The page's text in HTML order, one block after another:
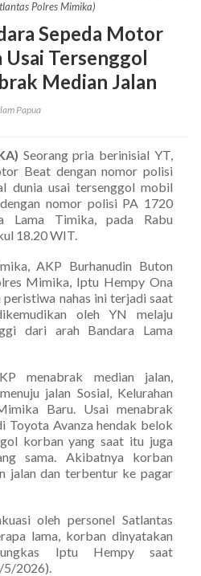
Polres Mimika)
Sepeda Motor
Tersenggol
Median Jalan
Papua
Seorang pria berinisial YT,
Beat dengan nomor polisi
dunia usai tersenggol mobil
nomor polisi PA 1720
Lama Timika, pada Rabu
18.20 WIT.
AKP Burhanudin Buton
Mimika, Iptu Hempy Ona
nahas ini terjadi saat
oleh YN melaju
dari arah Bandara Lama
menabrak median jalan,
jalan Sosial, Kelurahan
Baru. Usai menabrak
Toyota Avanza hendak belok
korban yang saat itu juga
sama. Akibatnya korban
jalan dan terbentur ke pagar
oleh personel Satlantas
lama, korban dinyatakan
Iptu Hempy saat
2026).